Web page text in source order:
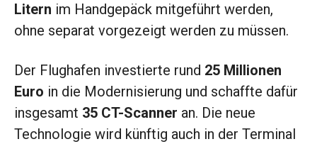
Litern im Handgepäck mitgeführt werden,
ohne separat vorgezeigt werden zu müssen.
Der Flughafen investierte rund 25 Millionen
Euro in die Modernisierung und schaffte dafür
insgesamt 35 CT-Scanner an. Die neue
Technologie wird künftig auch in der Terminal